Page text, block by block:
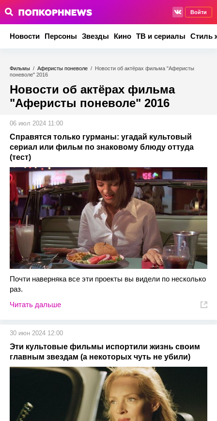
Войти
Новости Персоны Звезды Кино ТВ и сериалы Стиль
Фильмы / Аферисты поневоле / Новости об актёрах фильма "Аферисты
поневоле" 2016
Новости об актёрах фильма
"Аферисты поневоле" 2016
06 июл 2024 11:00
Справятся только гурманы: угадай культовый
сериал или фильм по знаковому блюду оттуда
(тест)
Почти наверняка все эти проекты вы видели по несколько
раз.
Читать дальше
30 июн 2024 12:00
Эти культовые фильмы испортили жизнь своим
главным звездам (а некоторых чуть не убили)